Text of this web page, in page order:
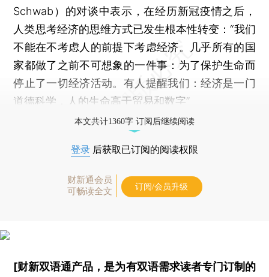
Schwab）的对谈中表示，在经历新冠疫情之后，
人类思考经济的思维方式已发生根本性转变：“我们
不能在不考虑人的前提下考虑经济。几乎所有的国
家都做了之前不可想象的一件事：为了保护生命而
停止了一切经济活动。有人提醒我们：经济是一门
道德科学，人的生命高于贸易和数字”
本文共计1360字 订阅后继续阅读
登录 后获取已订阅的阅读权限
财新通会员
可畅读全文
订阅/会员升级
[财新双语通产品，是为有双语需求读者专门订制的